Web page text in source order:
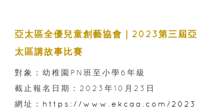
亞太區全優兒童創藝協會｜2023第三屆亞
太區講故事比賽
對象：幼稚園PN班至小學6年級
截止報名日期：2023年10月23日
網址： https://www.ekcaa.com/2023